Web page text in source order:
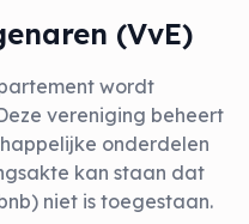
(VvE)
wordt
vereniging beheert
onderdelen
kan staan dat
niet is toegestaan.